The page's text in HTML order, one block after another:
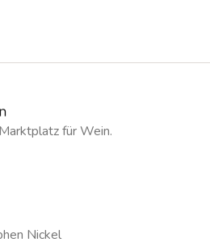
für Wein.
Nickel